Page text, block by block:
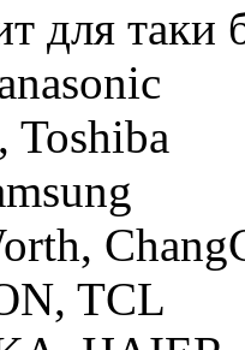
для таки
Toshiba
TCL